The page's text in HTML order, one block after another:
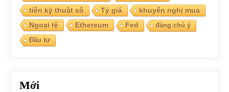
tiền kỹ thuật số
Tỷ giá
khuyến nghị mua
Ngoại tệ
Ethereum Fed
đáng chú ý
Đầu tư
Mới